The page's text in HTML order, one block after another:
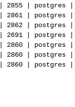
2855 | postgres
2861 | postgres
2862 | postgres
2691 | postgres
2860 | postgres
2860 | postgres
2860 | postgres